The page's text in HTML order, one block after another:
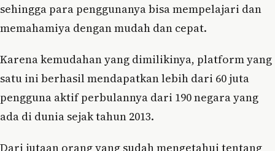
sehingga para penggunanya bisa mempelajari dan
memahamiya dengan mudah dan cepat.
Karena kemudahan yang dimilikinya, platform yang
satu ini berhasil mendapatkan lebih dari 60 juta
pengguna aktif perbulannya dari 190 negara yang
ada di dunia sejak tahun 2013.
Dari jutaan orang yang sudah mengetahui tentang